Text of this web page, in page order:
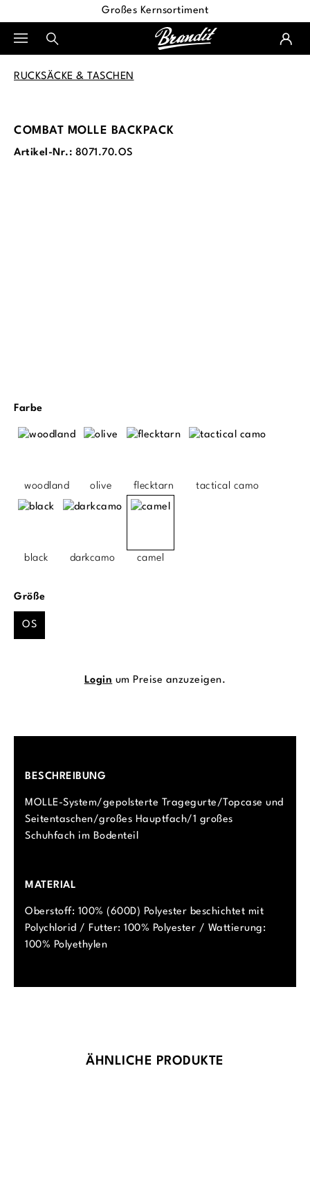
Großes Kernsortiment
RUCKSÄCKE & TASCHEN
COMBAT MOLLE BACKPACK
Artikel-Nr.: 8071.70.OS
Farbeauswählen
woodland olive flecktarn tactical camo
black darkcamo camel
Größeauswählen
OS
Login um Preise anzuzeigen.
BESCHREIBUNG
MOLLE-System/gepolsterte Tragegurte/Topcase und
Seitentaschen/großes Hauptfach/1 großes
Schuhfach im Bodenteil
MATERIAL
Oberstoff: 100% (600D) Polyester beschichtet mit
Polychlorid / Futter: 100% Polyester / Wattierung:
100% Polyethylen
Produktgalerie überspringen
ÄHNLICHE PRODUKTE